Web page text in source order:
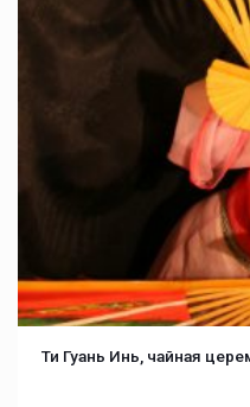
Ти Гуань Инь, чайная